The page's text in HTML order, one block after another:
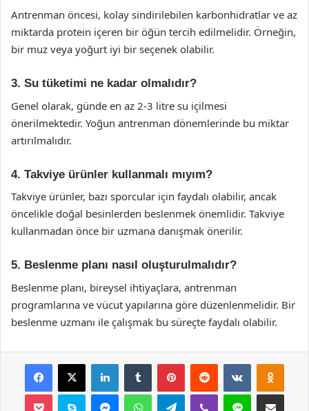
Antrenman öncesi, kolay sindirilebilen karbonhidratlar ve az
miktarda protein içeren bir öğün tercih edilmelidir. Örneğin,
bir muz veya yoğurt iyi bir seçenek olabilir.
3. Su tüketimi ne kadar olmalıdır?
Genel olarak, günde en az 2-3 litre su içilmesi
önerilmektedir. Yoğun antrenman dönemlerinde bu miktar
artırılmalıdır.
4. Takviye ürünler kullanmalı mıyım?
Takviye ürünler, bazı sporcular için faydalı olabilir, ancak
öncelikle doğal besinlerden beslenmek önemlidir. Takviye
kullanmadan önce bir uzmana danışmak önerilir.
5. Beslenme planı nasıl oluşturulmalıdır?
Beslenme planı, bireysel ihtiyaçlara, antrenman
programlarına ve vücut yapılarına göre düzenlenmelidir. Bir
beslenme uzmanı ile çalışmak bu süreçte faydalı olabilir.
Facebook
X LinkedInTumblr PinterestReddit VKontakte
Pocket Skype MessengerWhatsAppTelegramViber Line E-Posta ile